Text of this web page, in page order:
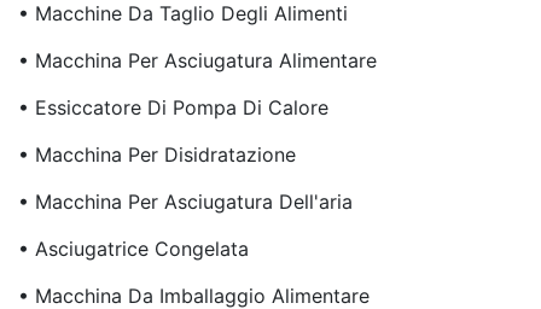
• Macchine Da Taglio Degli Alimenti
• Macchina Per Asciugatura Alimentare
• Essiccatore Di Pompa Di Calore
• Macchina Per Disidratazione
• Macchina Per Asciugatura Dell'aria
• Asciugatrice Congelata
• Macchina Da Imballaggio Alimentare